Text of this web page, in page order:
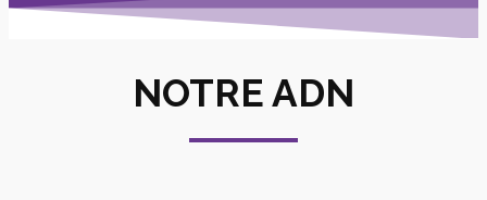
NOTRE ADN